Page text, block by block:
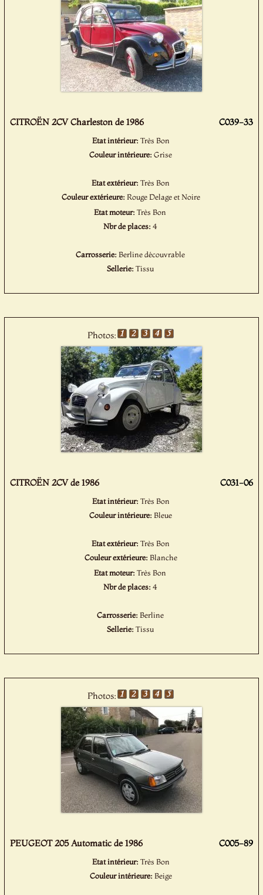
CITROËN 2CV Charleston de 1986 C039-33
Etat intérieur: Très Bon
Couleur intérieure:Grise
Etat extérieur:Très Bon
Couleur extérieure: Rouge Delage et Noire
Etat moteur:Très Bon
Nbr de places: 4
Carrosserie: Berline découvrable
Sellerie: Tissu
Photos:
CITROËN 2CV de 1986 C031-06
Etat intérieur: Très Bon
Couleur intérieure:Bleue
Etat extérieur:Très Bon
Couleur extérieure: Blanche
Etat moteur:Très Bon
Nbr de places: 4
Carrosserie: Berline
Sellerie: Tissu
Photos:
PEUGEOT 205 Automatic de 1986 C005-89
Etat intérieur: Très Bon
Couleur intérieure: Beige